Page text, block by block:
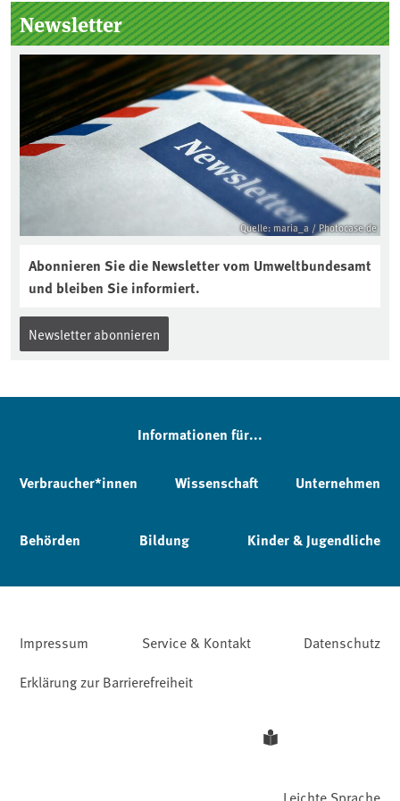
Seitenleiste
Newsletter
Quelle: maria_a / Photocase.de
Abonnieren Sie die Newsletter vom Umweltbundesamt
und bleiben Sie informiert.
Newsletter abonnieren
Informationen für...
Verbraucher*innen Wissenschaft Unternehmen
Behörden Bildung Kinder & Jugendliche
Impressum Service & Kontakt
Datenschutz
Erklärung zur Barrierefreiheit
Leichte Sprache